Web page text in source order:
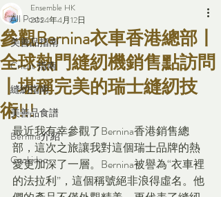
All Posts
美善品指南
Cricut 指南
縫紉指南
美善品食譜
Bernina介紹
Cookidoo
參觀Bernina衣車香港總部丨
全球熱門縫紉機銷售點訪問
丨堪稱完美的瑞士縫紉技
術!!!
Ensemble HK
2024年4月12日
最近我有幸參觀了Bernina香港銷售總
部，這次之旅讓我對這個瑞士品牌的熱
愛更加深了一層。Bernina被譽為“衣車裡
的法拉利”，這個稱號絕非浪得虛名。他